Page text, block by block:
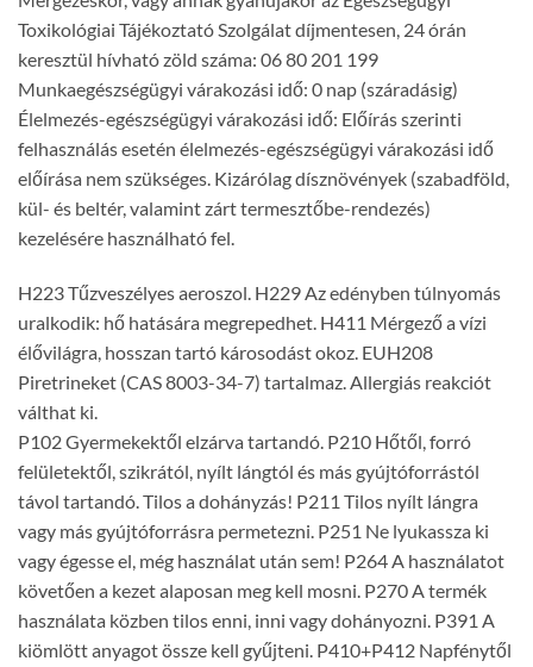
Toxikológiai Tájékoztató Szolgálat díjmentesen, 24 órán
keresztül hívható zöld száma: 06 80 201 199
Munkaegészségügyi várakozási idő: 0 nap (száradásig)
Élelmezés-egészségügyi várakozási idő: Előírás szerinti
felhasználás esetén élelmezés-egészségügyi várakozási idő
előírása nem szükséges. Kizárólag dísznövények (szabadföld,
kül- és beltér, valamint zárt termesztőbe-rendezés)
kezelésére használható fel.
H223 Tűzveszélyes aeroszol. H229 Az edényben túlnyomás
uralkodik: hő hatására megrepedhet. H411 Mérgező a vízi
élővilágra, hosszan tartó károsodást okoz. EUH208
Piretrineket (CAS 8003-34-7) tartalmaz. Allergiás reakciót
válthat ki.
P102 Gyermekektől elzárva tartandó. P210 Hőtől, forró
felületektől, szikrától, nyílt lángtól és más gyújtóforrástól
távol tartandó. Tilos a dohányzás! P211 Tilos nyílt lángra
vagy más gyújtóforrásra permetezni. P251 Ne lyukassza ki
vagy égesse el, még használat után sem! P264 A használatot
követően a kezet alaposan meg kell mosni. P270 A termék
használata közben tilos enni, inni vagy dohányozni. P391 A
kiömlött anyagot össze kell gyűjteni. P410+P412 Napfénytől